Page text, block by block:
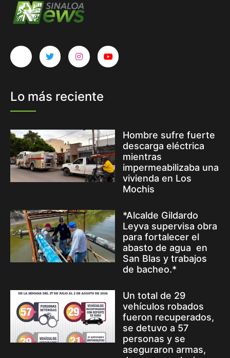
Lo más reciente
Hombre sufre fuerte
descarga eléctrica
mientras
impermeabilizaba una
vivienda en Los
Mochis
*Alcalde Gildardo
Leyva supervisa obra
para fortalecer el
abasto de agua en
San Blas y trabajos
de bacheo.*
Un total de 29
vehículos robados
fueron recuperados,
se detuvo a 57
personas y se
aseguraron armas,